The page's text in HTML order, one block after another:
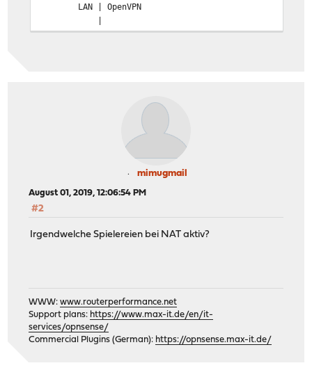
LAN | OpenVPN
| | 192.168.3.0/24
| 192.168.2.0/24mimugmail
August 01, 2019, 12:06:54 PM
#2
Irgendwelche Spielereien bei NAT aktiv?
WWW:www.routerperformance.net
Support plans: https://www.max-it.de/en/it-
services/opnsense/
Commercial Plugins (German): https://opnsense.max-it.de/